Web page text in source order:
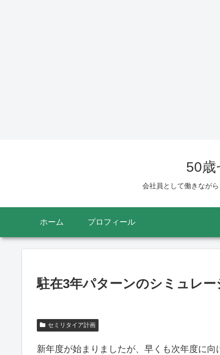
50
会社員として働きなが
ホーム プロフィール
駐在3年パターンのシミュレー
セミリタイア計画
新年度が始まりましたが、早くも次年度に向